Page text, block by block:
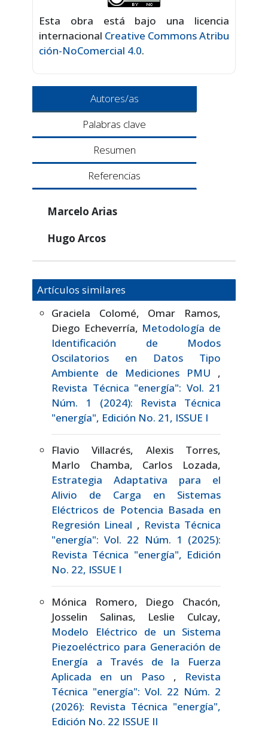
Esta obra está bajo una licencia
internacional Creative Commons Atribu
ción-NoComercial 4.0.
Autores/as
Palabras clave
Resumen
Referencias
Marcelo Arias
Hugo Arcos
Artículos similares
Graciela Colomé, Omar Ramos,
Diego Echeverría, Metodología de
Identificación de Modos
Oscilatorios en Datos Tipo
Ambiente de Mediciones PMU ,
Revista Técnica "energía": Vol. 21
Núm. 1 (2024): Revista Técnica
"energía", Edición No. 21, ISSUE I
Flavio Villacrés, Alexis Torres,
Marlo Chamba, Carlos Lozada,
Estrategia Adaptativa para el
Alivio de Carga en Sistemas
Eléctricos de Potencia Basada en
Regresión Lineal , Revista Técnica
"energía": Vol. 22 Núm. 1 (2025):
Revista Técnica "energía", Edición
No. 22, ISSUE I
Mónica Romero, Diego Chacón,
Josselin Salinas, Leslie Culcay,
Modelo Eléctrico de un Sistema
Piezoeléctrico para Generación de
Energía a Través de la Fuerza
Aplicada en un Paso , Revista
Técnica "energía": Vol. 22 Núm. 2
(2026): Revista Técnica "energía",
Edición No. 22 ISSUE II